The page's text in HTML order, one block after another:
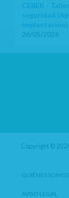
CEBEK -
seguridad
implantación)
26/05/2026
Copyright ©
QUIÉNES SOMOS
AVISO LEGAL